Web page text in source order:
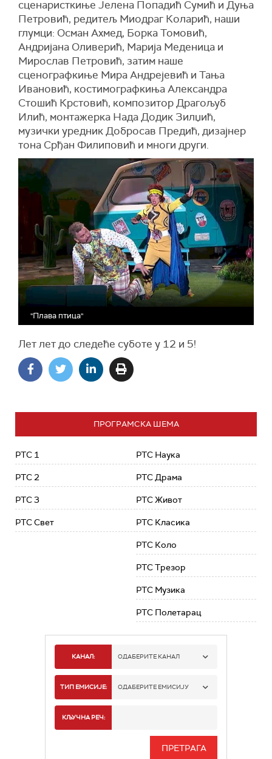
сценаристкиње Јелена Попадић Сумић и Дуња
Петровић, редитељ Миодраг Коларић, наши
глумци: Осман Ахмед, Борка Томовић,
Андријана Оливерић, Марија Меденица и
Мирослав Петровић, затим наше
сценографкиње Мира Андрејевић и Тања
Ивановић, костимографкиња Александра
Стошић Крстовић, композитор Драгољуб
Илић, монтажерка Нада Додик Зилџић,
музички уредник Добросав Предић, дизајнер
тона Срђан Филиповић и многи други.
"Плава птица"
Лет лет до следеће суботе у 12 и 5!
ПРОГРАМСКА ШЕМА
РТС 1
РТС 2
РТС 3
РТС Свет
РТС Наука
РТС Драма
РТС Живот
РТС Класика
РТС Коло
РТС Трезор
РТС Музика
РТС Полетарац
КАНАЛ: ОДАБЕРИТЕ КАНАЛ
РТС 1
РТС 3
ТИП ЕМИСИЈЕ: ОДАБЕРИТЕ ЕМИСИЈУ
КЉУЧНА РЕЧ: